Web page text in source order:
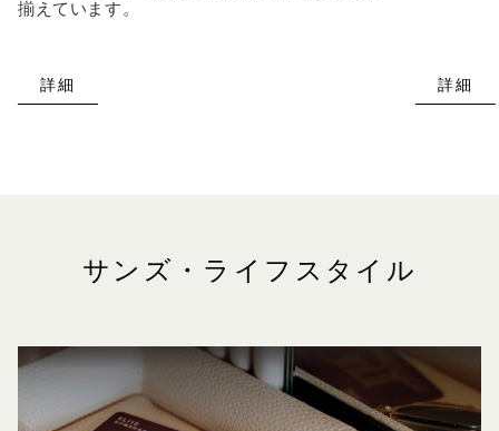
揃えています。
詳細 詳細
サンズ・ライフスタイル